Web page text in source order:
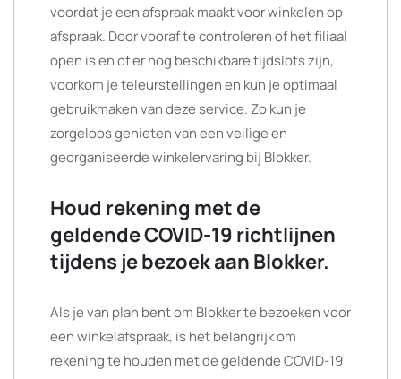
voordat je een afspraak maakt voor winkelen op
afspraak. Door vooraf te controleren of het filiaal
open is en of er nog beschikbare tijdslots zijn,
voorkom je teleurstellingen en kun je optimaal
gebruikmaken van deze service. Zo kun je
zorgeloos genieten van een veilige en
georganiseerde winkelervaring bij Blokker.
Houd rekening met de
geldende COVID-19 richtlijnen
tijdens je bezoek aan Blokker.
Als je van plan bent om Blokker te bezoeken voor
een winkelafspraak, is het belangrijk om
rekening te houden met de geldende COVID-19